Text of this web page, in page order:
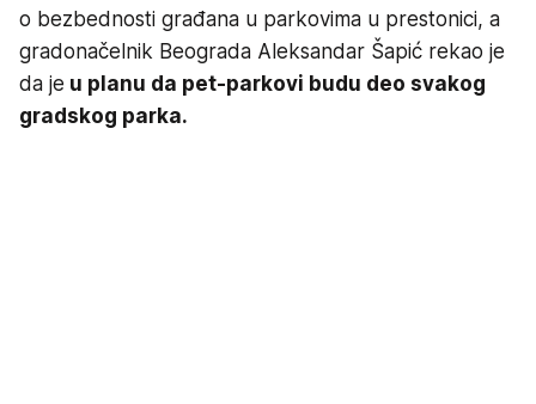
o bezbednosti građana u parkovima u prestonici, a
gradonačelnik Beograda Aleksandar Šapić rekao je
da je u planu da pet-parkovi budu deo svakog
gradskog parka.